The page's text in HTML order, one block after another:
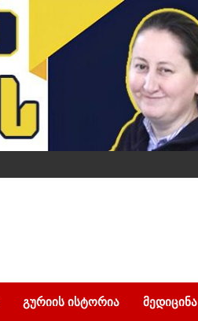
ᲒᲣᲠᲘᲘᲡ ᲘᲡᲢᲝᲠᲘᲐ ᲛᲔᲓᲘᲪᲘᲜᲐ